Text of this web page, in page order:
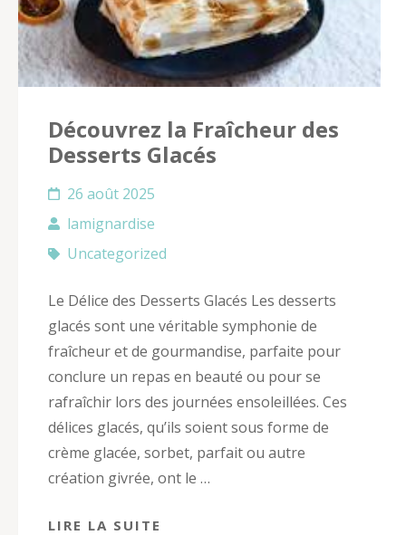
Découvrez la Fraîcheur des
Desserts Glacés
26 août 2025
lamignardise
Uncategorized
Le Délice des Desserts Glacés Les desserts
glacés sont une véritable symphonie de
fraîcheur et de gourmandise, parfaite pour
conclure un repas en beauté ou pour se
rafraîchir lors des journées ensoleillées. Ces
délices glacés, qu’ils soient sous forme de
crème glacée, sorbet, parfait ou autre
création givrée, ont le …
LIRE LA SUITE